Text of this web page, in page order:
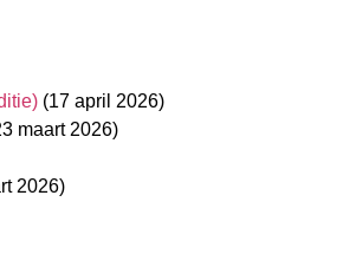
(17 april 2026)
maart 2026)
2026)